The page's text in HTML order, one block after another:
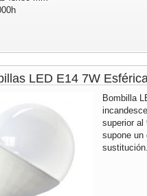
LED E14 7W
Bombilla
superior al
supone un
sustitución.